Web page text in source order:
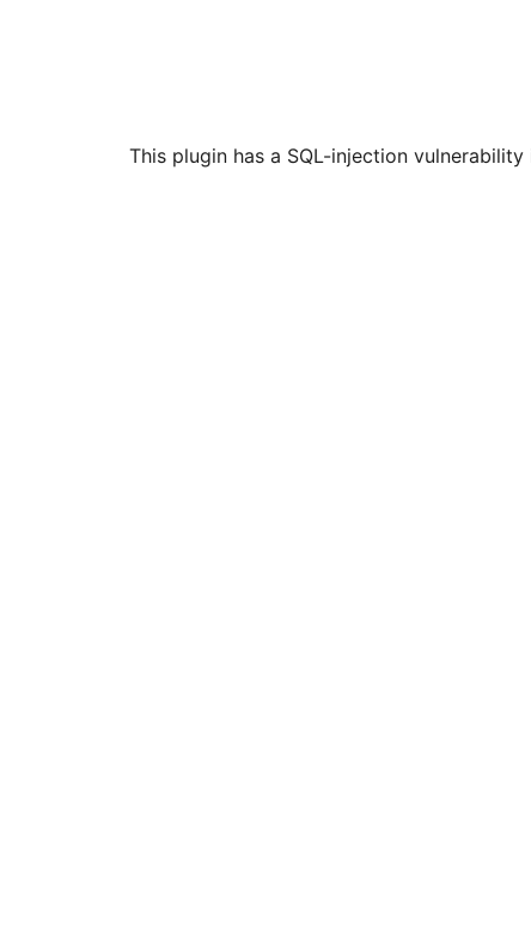
This plugin has a SQL-injection